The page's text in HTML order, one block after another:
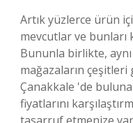
Artık yüzlerce ürün
mevcutlar ve bunları
Bununla birlikte,
mağazaların
Çanakkale 'de
fiyatlarını